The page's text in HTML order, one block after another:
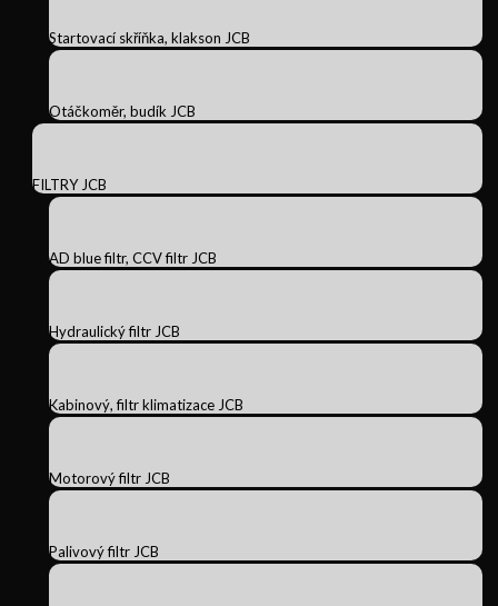
Startovací skříňka, klakson JCB
Otáčkoměr, budík JCB
FILTRY JCB
AD blue filtr, CCV filtr JCB
Hydraulický filtr JCB
Kabinový, filtr klimatizace JCB
Motorový filtr JCB
Palivový filtr JCB